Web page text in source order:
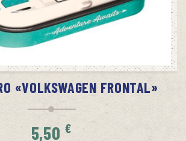
SIN STOCK
«VOLKSWAGEN FRONTAL»
5,50 €